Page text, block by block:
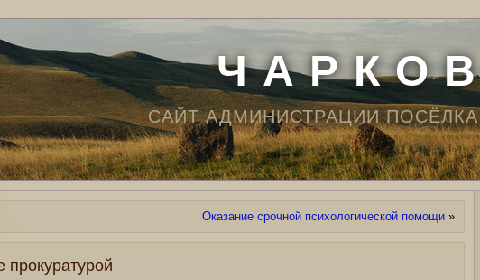
Ч А Р К О В
САЙТ АДМИНИСТРАЦИИ ПОСЁЛКА
Оказание срочной психологической помощи »